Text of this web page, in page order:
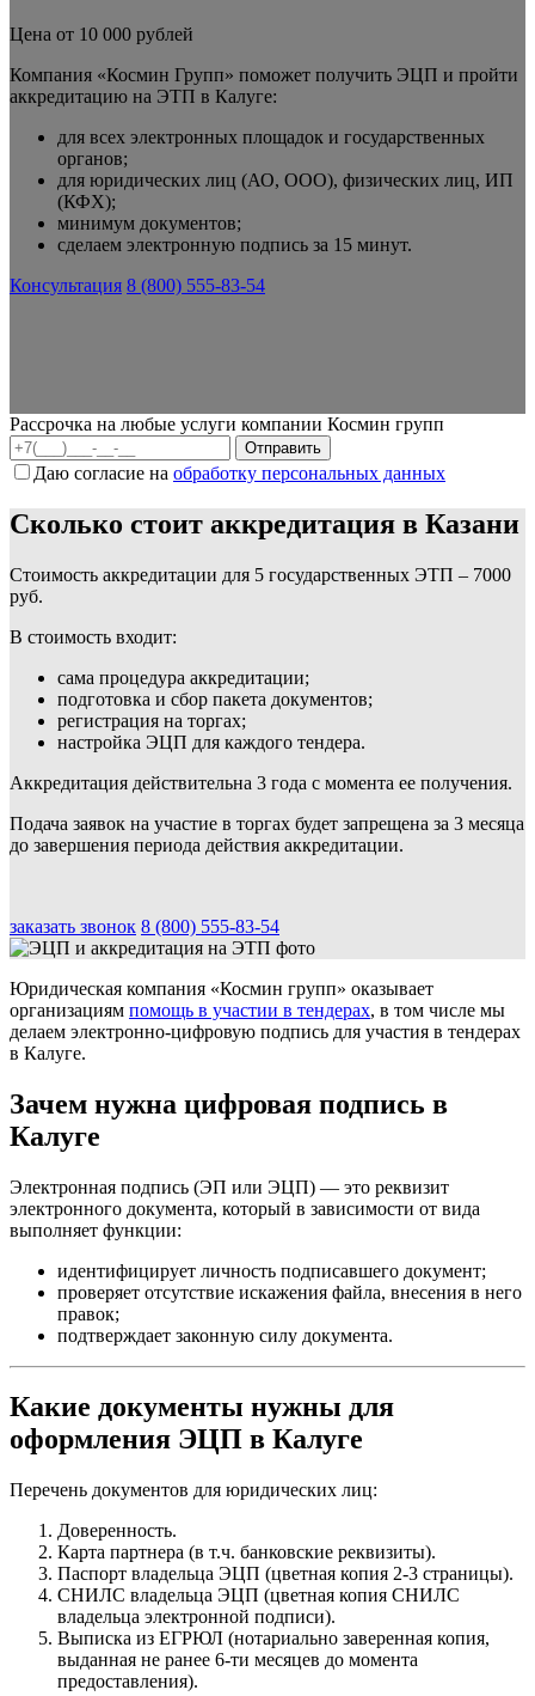
Цена от 10 000 рублей
Компания «Космин Групп» поможет получить ЭЦП и пройти
аккредитацию на ЭТП в Калуге:
для всех электронных площадок и государственных
органов;
для юридических лиц (АО, ООО), физических лиц, ИП
(КФХ);
минимум документов;
сделаем электронную подпись за 15 минут.
Консультация 8 (800) 555-83-54
Рассрочка на любые услуги компании Космин групп
Даю согласие на обработку персональных данных
Сколько стоит аккредитация в Казани
Стоимость аккредитации для 5 государственных ЭТП – 7000
руб.
В стоимость входит:
сама процедура аккредитации;
подготовка и сбор пакета документов;
регистрация на торгах;
настройка ЭЦП для каждого тендера.
Аккредитация действительна 3 года с момента ее получения.
Подача заявок на участие в торгах будет запрещена за 3 месяца
до завершения периода действия аккредитации.
заказать звонок 8 (800) 555-83-54
Юридическая компания «Космин групп» оказывает
организациям помощь в участии в тендерах, в том числе мы
делаем электронно-цифровую подпись для участия в тендерах
в Калуге.
Зачем нужна цифровая подпись в
Калуге
Электронная подпись (ЭП или ЭЦП) — это реквизит
электронного документа, который в зависимости от вида
выполняет функции:
идентифицирует личность подписавшего документ;
проверяет отсутствие искажения файла, внесения в него
правок;
подтверждает законную силу документа.
Какие документы нужны для
оформления ЭЦП в Калуге
Перечень документов для юридических лиц:
Доверенность.
Карта партнера (в т.ч. банковские реквизиты).
Паспорт владельца ЭЦП (цветная копия 2-3 страницы).
СНИЛС владельца ЭЦП (цветная копия СНИЛС
владельца электронной подписи).
Выписка из ЕГРЮЛ (нотариально заверенная копия,
выданная не ранее 6-ти месяцев до момента
предоставления).